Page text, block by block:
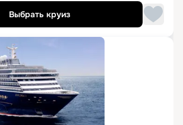
Выбрать круиз